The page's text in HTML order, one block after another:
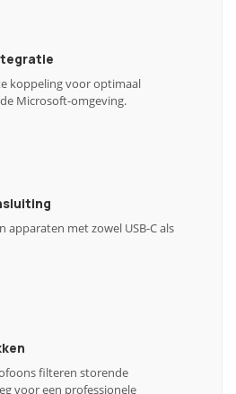
koppeling voor optimaal
Microsoft-omgeving.
apparaten met zowel USB-C als
filteren storende
voor een professionele